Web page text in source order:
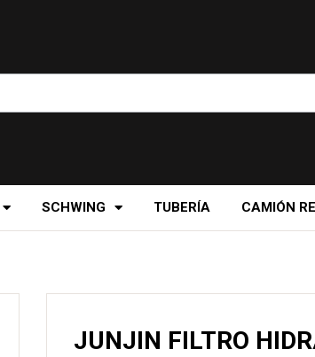
SCHWING TUBERÍA CAMIÓN
JUNJIN FILTRO